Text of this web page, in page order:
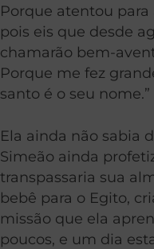
Porque atentou
pois eis que desde
chamarão bem-
Porque me fez
santo é o seu nome.”
Ela ainda não sabia
Simeão ainda
transpassaria sua
bebê para o Egito,
missão que ela
poucos, e um dia